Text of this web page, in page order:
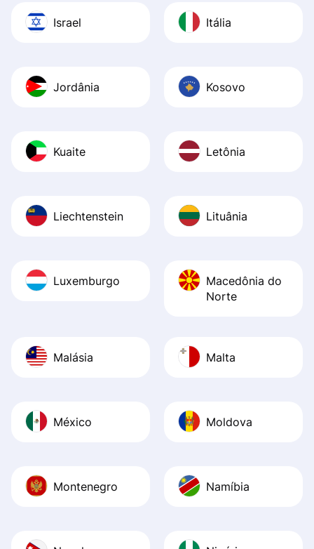
Israel Itália
Jordânia Kosovo
Kuaite Letônia
Liechtenstein Lituânia
Luxemburgo
Macedônia do
Norte
Malásia Malta
México Moldova
Montenegro Namíbia